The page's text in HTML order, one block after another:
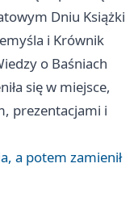
Dniu Książki
i Krównik
o Baśniach
się w miejsce,
prezentacjami i
a potem zamienił